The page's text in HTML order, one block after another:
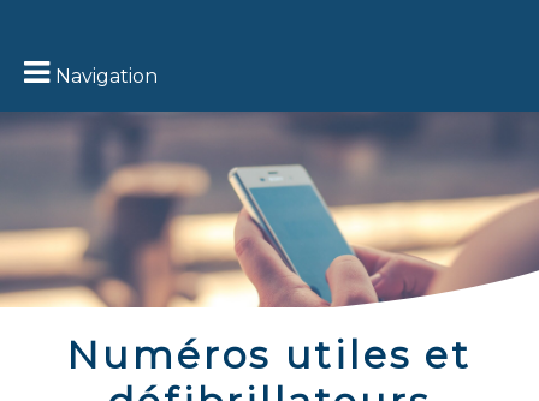
Navigation
Numéros utiles et